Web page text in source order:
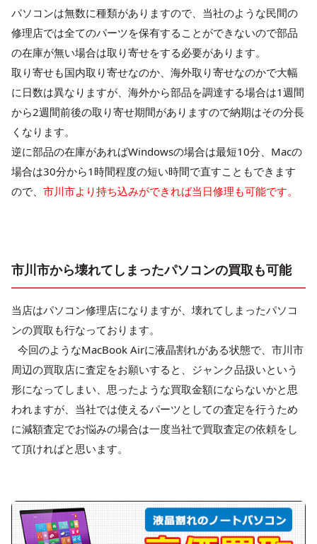
パソコンは無数に種類がありますので、当社のような民間の
修理店では全てのパーツを保有することができないので部品
の在庫が無い場合は取り寄せをする必要があります。
取り寄せも国内取り寄せなのか、海外取り寄せなのかで大幅
に日数は異なりますが、海外から部品を調達する場合は1週間
から2週間前後の取り寄せ期間がありますので納期はその分長
くなります。
逆に部品の在庫があればWindowsの場合は最短10分、Macの
場合は30分から1時間程度の短い時間で直すこともできます
ので、 市川市より持ち込みができれば当日修理も可能です。
市川市から壊れてしまったパソコンの買取も可能
当店はパソコン修理店になりますが、壊れてしまったパソコ
ンの買取も行なっております。
今回のようなMacBook Airに液晶割れがある状態で、市川市
周辺の買取店に査定をお願いすると、ジャンク品扱いという
形になってしまい、思ったような買取金額にならないかと思
われますが、当社では使えるパーツとしての査定を行うため
に減額査定でお悩みの場合は一度当社で買取査定の依頼をし
て頂ければと思います。